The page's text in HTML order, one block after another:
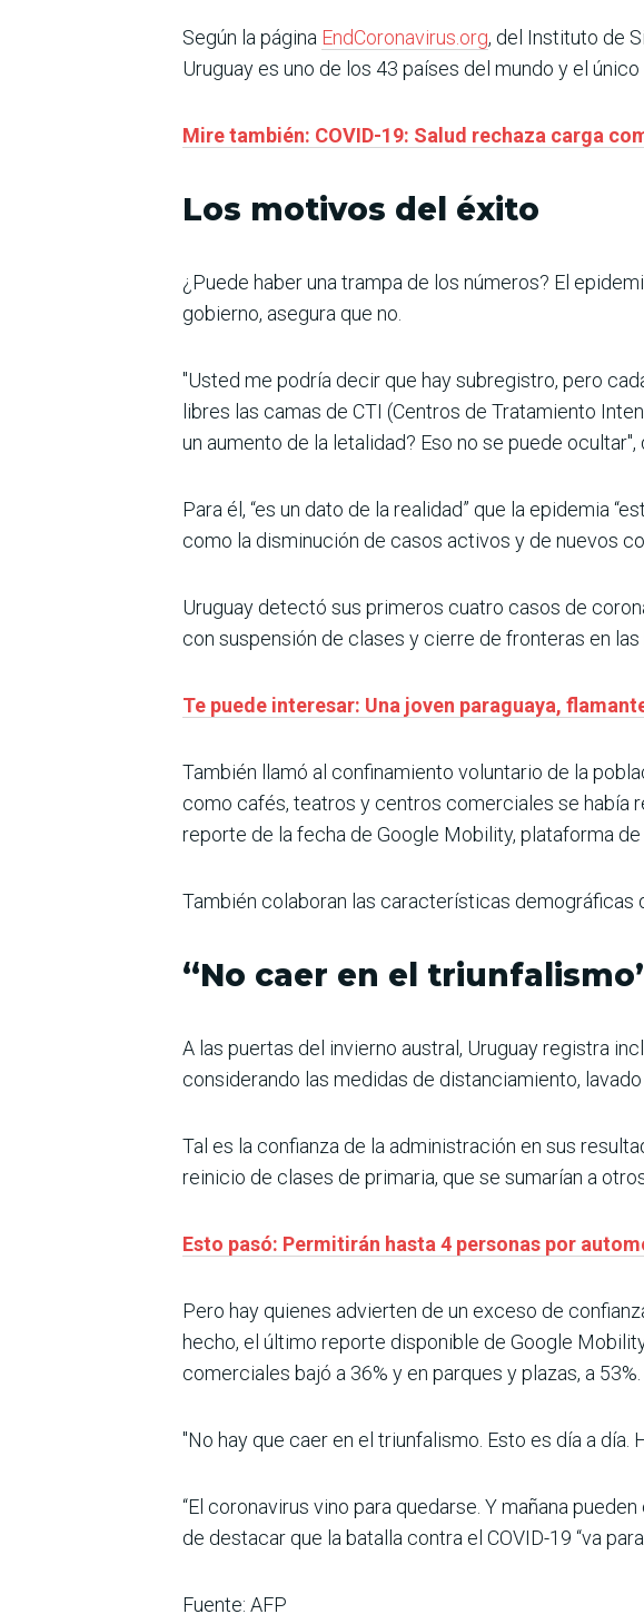
Según la página EndCoronavirus.org, del Instituto de
Uruguay es uno de los 43 países del mundo y el único
Mire también: COVID-19: Salud rechaza carga
Los motivos del éxito
¿Puede haber una trampa de los números? El
gobierno, asegura que no.
"Usted me podría decir que hay subregistro, pero
libres las camas de CTI (Centros de Tratamiento
un aumento de la letalidad? Eso no se puede ocultar",
Para él, “es un dato de la realidad” que la epidemia
como la disminución de casos activos y de nuevos
Uruguay detectó sus primeros cuatro casos de
con suspensión de clases y cierre de fronteras en
Te puede interesar: Una joven paraguaya,
También llamó al confinamiento voluntario de la
como cafés, teatros y centros comerciales se había
reporte de la fecha de Google Mobility, plataforma
También colaboran las características demográficas
“No caer en el
A las puertas del invierno austral, Uruguay registra
considerando las medidas de distanciamiento,
Tal es la confianza de la administración en sus
reinicio de clases de primaria, que se sumarían a
Esto pasó: Permitirán hasta 4 personas por
Pero hay quienes advierten de un exceso de
hecho, el último reporte disponible de Google
comerciales bajó a 36% y en parques y plazas, a 53%.
"No hay que caer en el triunfalismo. Esto es día a día.
“El coronavirus vino para quedarse. Y mañana
de destacar que la batalla contra el COVID-19 “va
Fuente: AFP